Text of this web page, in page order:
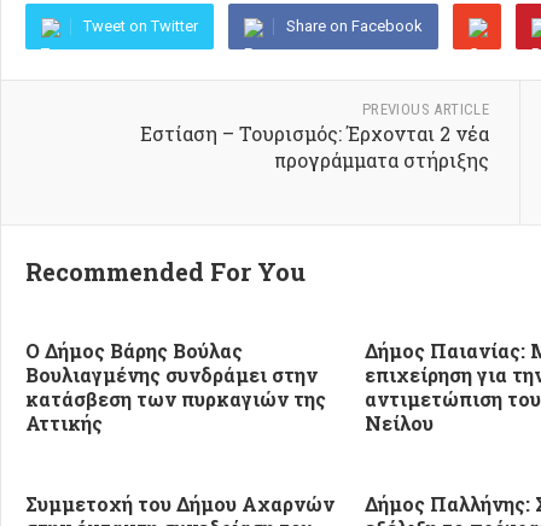
Tweet on Twitter Share on Facebook
PREVIOUS ARTICLE
Εστίαση – Τουρισμός: Έρχονται 2 νέα
προγράμματα στήριξης
Recommended For You
Ο Δήμος Βάρης Βούλας
Βουλιαγμένης συνδράμει στην
κατάσβεση των πυρκαγιών της
Αττικής
Δήμος Παιανίας:
επιχείρηση για
αντιμετώπιση
Νείλου
Συμμετοχή του Δήμου Αχαρνών
Δήμος Παλλήνης: